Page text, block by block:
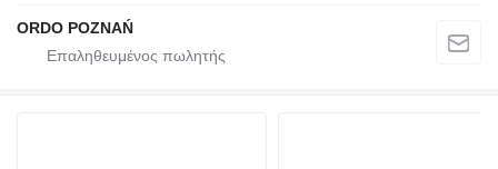
ORDO POZNAŃ